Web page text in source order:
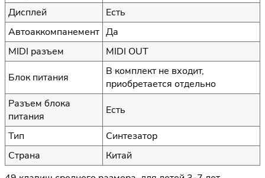
Дисплей
Есть
Автоаккомпанемент Да
MIDI разъем
MIDI OUT
Блок питания
В комплект не входит,
приобретается отдельно
Разъем блока
питания
Есть
Тип
Синтезатор
Страна
Китай